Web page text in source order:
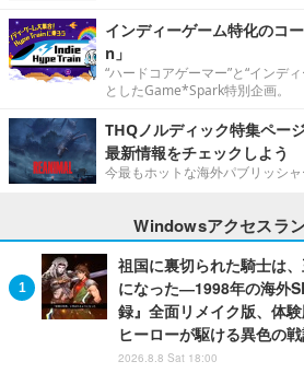
インディーゲーム特化のコ
n」
“ハードコアゲーマー”と“インデ
としたGame*Spark特別企画。
THQノルディック特集ペー
最新情報をチェックしよう
今最もホットな海外パブリッシ
Windowsアクセスラ
祖国に裏切られた騎士は
になった―1998年の海外
録』全面リメイク版、体
ヒーローが駆ける異色の
2026.8.8 Sat 18:00